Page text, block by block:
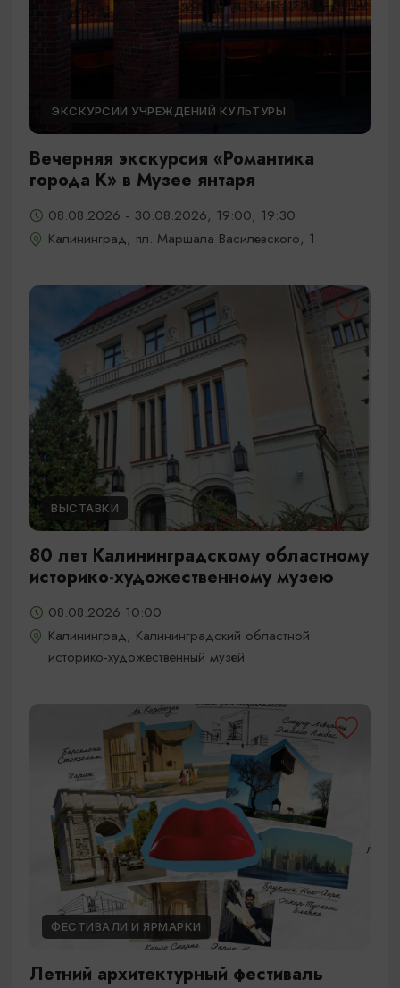
ЭКСКУРСИИ УЧРЕЖДЕНИЙ КУЛЬТУРЫ
Вечерняя экскурсия «Романтика
города К» в Музее янтаря
08.08.2026 - 30.08.2026, 19:00, 19:30
Калининград, пл. Маршала Василевского, 1
ВЫСТАВКИ
80 лет Калининградскому областному
историко-художественному музею
08.08.2026 10:00
Калининград, Калининградский областной
историко-художественный музей
ФЕСТИВАЛИ И ЯРМАРКИ
Летний архитектурный фестиваль